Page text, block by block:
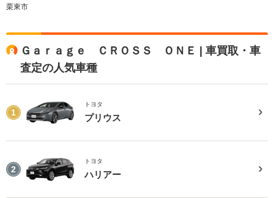
栗東市
Ｇａｒａｇｅ ＣＲＯＳＳ ＯＮＥ | 車買取・車
査定の人気車種
1
トヨタ
プリウス
2
トヨタ
ハリアー